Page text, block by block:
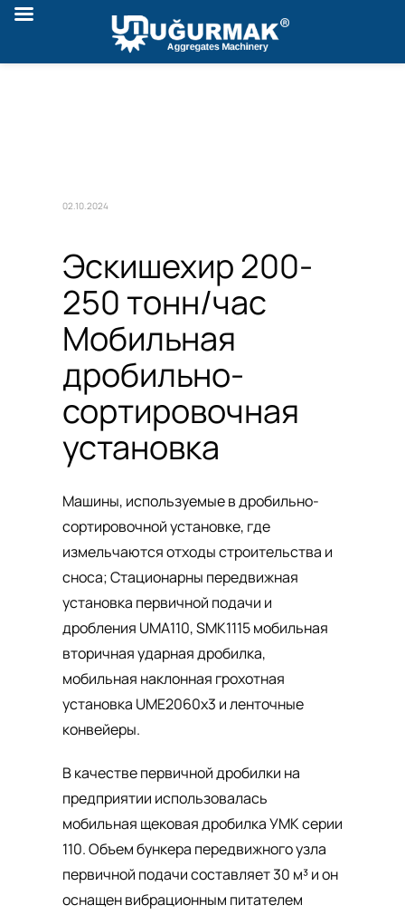
02.10.2024
Эскишехир 200-
250 тонн/час
Мобильная
дробильно-
сортировочная
установка
Машины, используемые в дробильно-
сортировочной установке, где
измельчаются отходы строительства и
сноса; Стационарны передвижная
установка первичной подачи и
дробления UMA110, SMK1115 мобильная
вторичная ударная дробилка,
мобильная наклонная грохотная
установка UME2060x3 и ленточные
конвейеры.
В качестве первичной дробилки на
предприятии использовалась
мобильная щековая дробилка УМК серии
110. Объем бункера передвижного узла
первичной подачи составляет 30 м³ и он
оснащен вибрационным питателем